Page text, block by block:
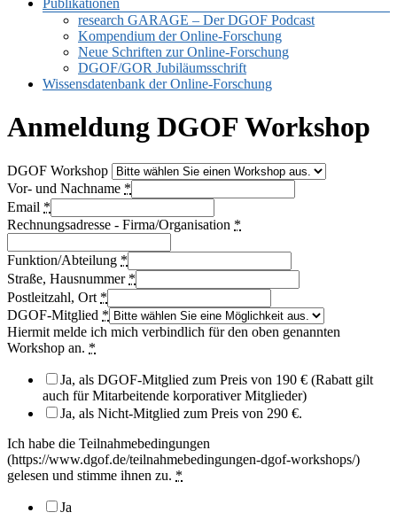
Publikationen
research GARAGE – Der DGOF Podcast
Kompendium der Online-Forschung
Neue Schriften zur Online-Forschung
DGOF/GOR Jubiläumsschrift
Wissensdatenbank der Online-Forschung
Anmeldung DGOF Workshop
DGOF Workshop
Vor- und Nachname *
Email *
Rechnungsadresse - Firma/Organisation *
Funktion/Abteilung *
Straße, Hausnummer *
Postleitzahl, Ort *
DGOF-Mitglied *
Hiermit melde ich mich verbindlich für den oben genannten
Workshop an. *
Ja, als DGOF-Mitglied zum Preis von 190 € (Rabatt gilt
auch für Mitarbeitende korporativer Mitglieder)
Ja, als Nicht-Mitglied zum Preis von 290 €.
Ich habe die Teilnahmebedingungen
(https://www.dgof.de/teilnahmebedingungen-dgof-workshops/)
gelesen und stimme ihnen zu. *
Ja